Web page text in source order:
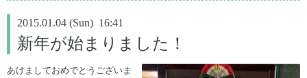
2015.01.04 (Sun) 16:41
新年が始まりました！
あけましておめでとうございま